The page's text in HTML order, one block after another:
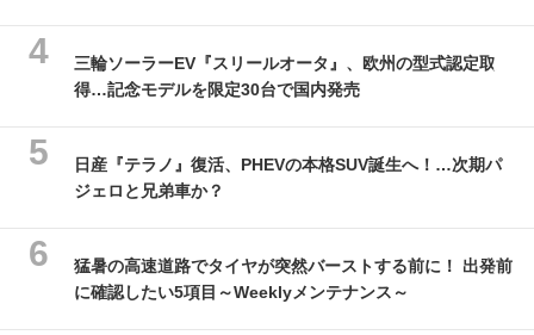
三輪ソーラーEV『スリールオータ』、欧州の型式認定取
得…記念モデルを限定30台で国内発売
日産『テラノ』復活、PHEVの本格SUV誕生へ！…次期パ
ジェロと兄弟車か？
猛暑の高速道路でタイヤが突然バーストする前に！ 出発前
に確認したい5項目～Weeklyメンテナンス～